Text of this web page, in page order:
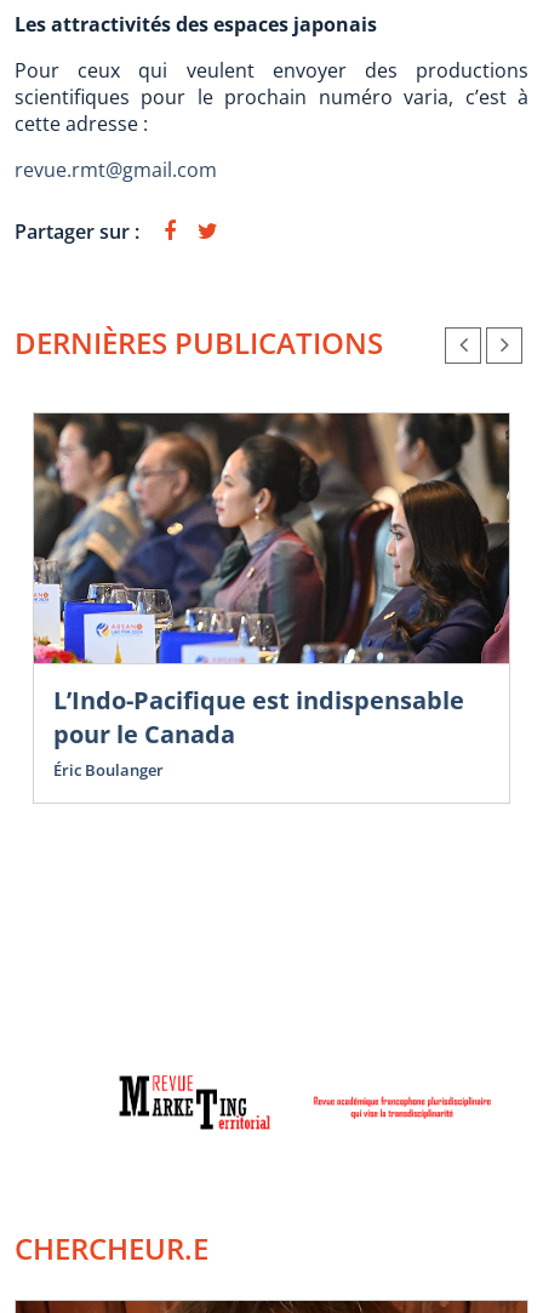
Les attractivités des espaces japonais
Pour ceux qui veulent envoyer des productions
scientifiques pour le prochain numéro varia, c’est à
cette adresse :
revue.rmt@gmail.com
Partager sur :
DERNIÈRES PUBLICATIONS
L’Indo-Pacifique est indispensable
pour le Canada
Éric Boulanger
CHERCHEUR.E